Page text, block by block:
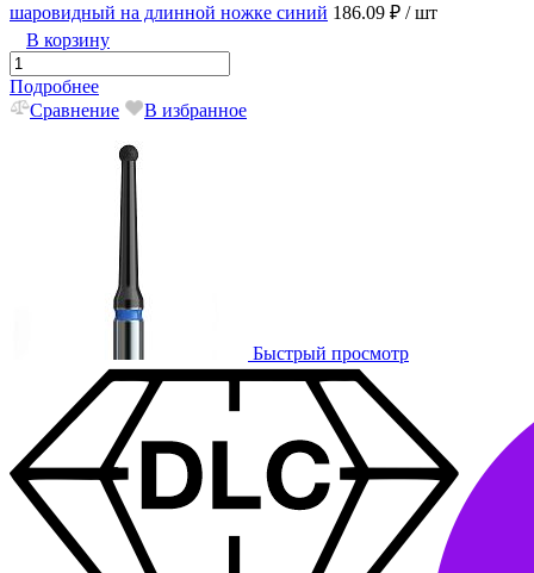
шаровидный на длинной ножке синий 186.09 ₽ / шт
В корзину
Подробнее
Сравнение
В избранное
Быстрый просмотр